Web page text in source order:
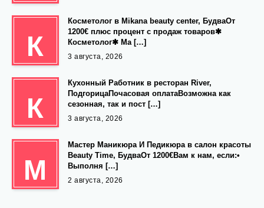
К
Косметолог в Mikana beauty center, БудваОт
1200€ плюс процент с продаж товаров✱
Косметолог✱ Ма […]
3 августа, 2026
К
Кухонный Работник в ресторан River,
ПодгорицаПочасовая оплатаВозможна как
сезонная, так и пост […]
3 августа, 2026
М
Мастер Маникюра И Педикюра в салон красоты
Beauty Time, БудваОт 1200€Вам к нам, если:•
Выполня […]
2 августа, 2026